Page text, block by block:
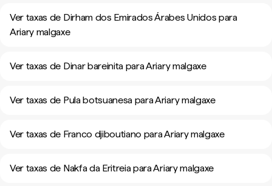
Ver taxas de Dirham dos Emirados Árabes Unidos para
Ariary malgaxe
Ver taxas de Dinar bareinita para Ariary malgaxe
Ver taxas de Pula botsuanesa para Ariary malgaxe
Ver taxas de Franco djiboutiano para Ariary malgaxe
Ver taxas de Nakfa da Eritreia para Ariary malgaxe